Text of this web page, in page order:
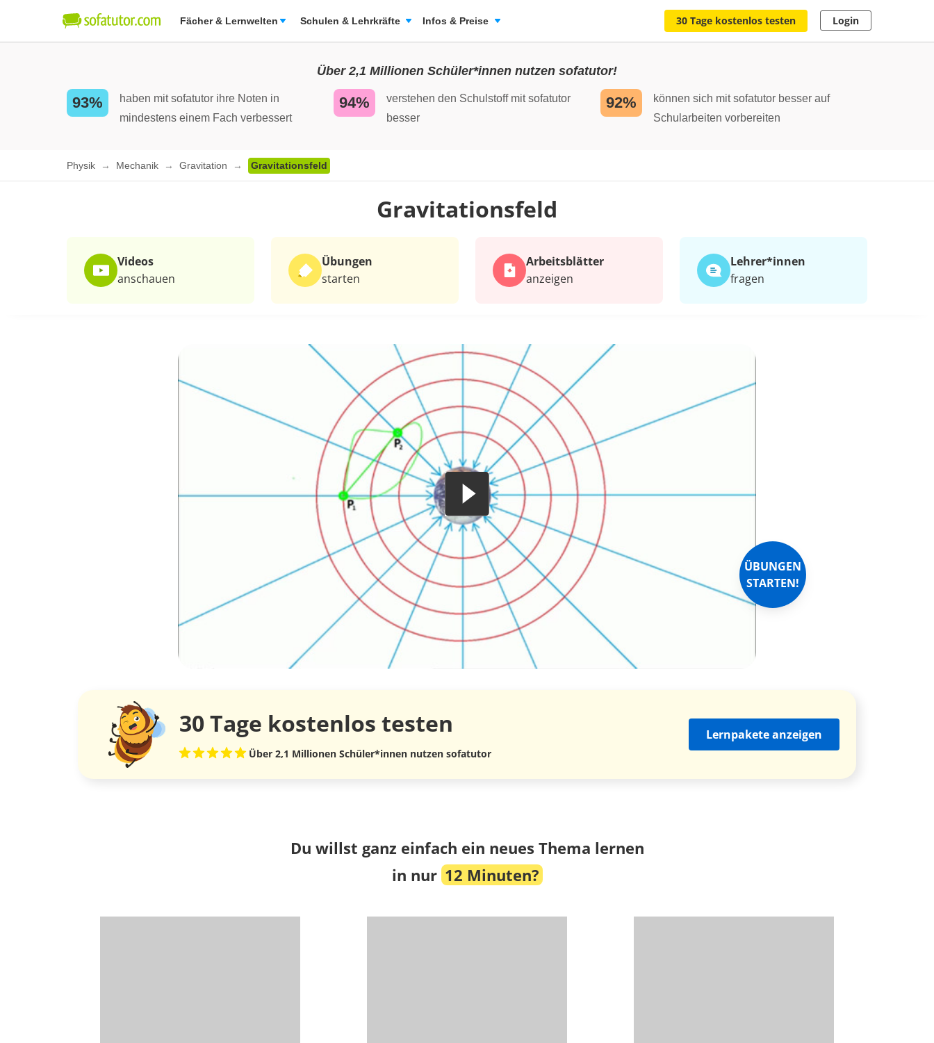
Fächer & Lernwelten Schulen & Lehrkräfte Infos & Preise 30 Tage kostenlos testen Login
Über 2,1 Millionen Schüler*innen nutzen sofatutor!
93%
haben mit sofatutor ihre Noten in
mindestens einem Fach verbessert
94%
verstehen den Schulstoff mit sofatutor
besser
92%
können sich mit sofatutor besser auf
Schularbeiten vorbereiten
Physik Mechanik Gravitation Gravitationsfeld
Gravitationsfeld
Videos
anschauen
Übungen
starten
Arbeits­blätter
anzeigen
Lehrer*​innen
fragen
ÜBUNGEN
STARTEN!
30 Tage kostenlos testen
Über 2,1 Millionen Schüler*innen nutzen sofatutor
Lernpakete anzeigen
Du willst ganz einfach ein neues Thema lernen
in nur 12 Minuten?